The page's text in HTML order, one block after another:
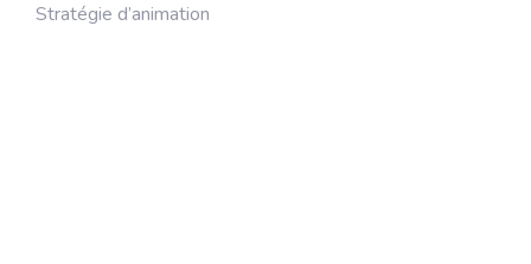
Stratégie d’animation